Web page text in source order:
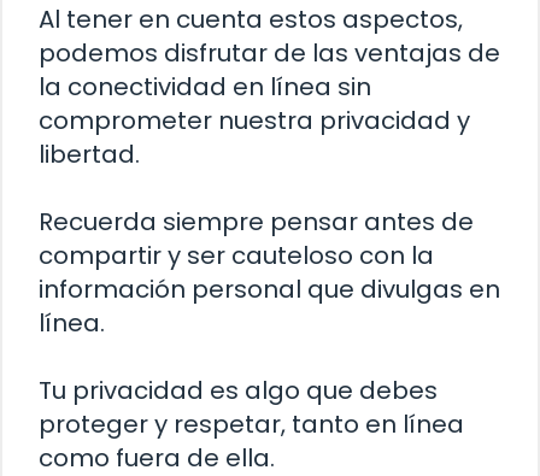
Al tener en cuenta estos aspectos,
podemos disfrutar de las ventajas de
la conectividad en línea sin
comprometer nuestra privacidad y
libertad.
Recuerda siempre pensar antes de
compartir y ser cauteloso con la
información personal que divulgas en
línea.
Tu privacidad es algo que debes
proteger y respetar, tanto en línea
como fuera de ella.